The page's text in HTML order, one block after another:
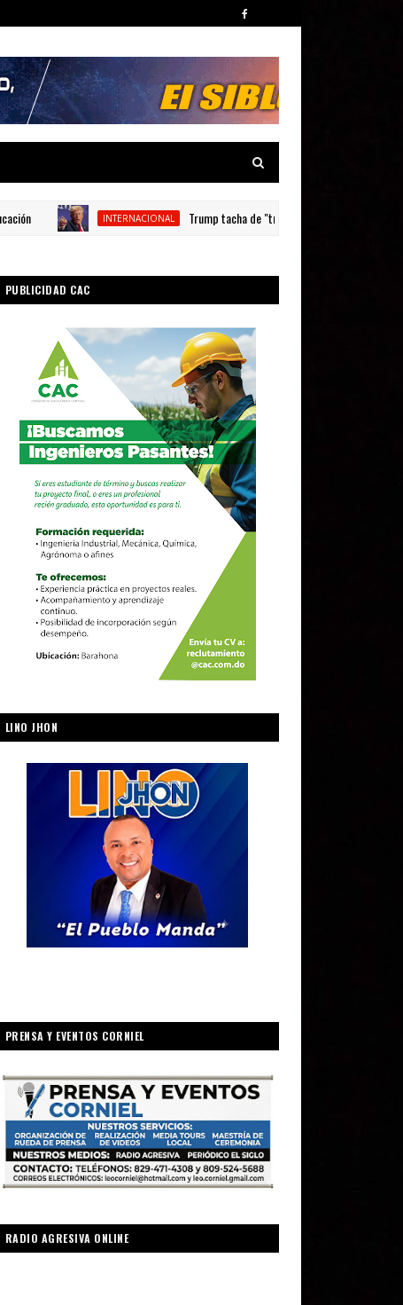
INTERNACIONAL Trump tacha de "traidores" los reportes sobre la
PUBLICIDAD CAC
LINO JHON
PRENSA Y EVENTOS CORNIEL
RADIO AGRESIVA ONLINE